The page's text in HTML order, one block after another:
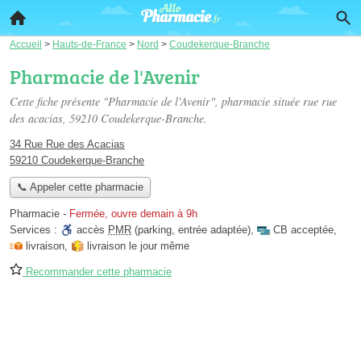
Accueil > Hauts-de-France > Nord > Coudekerque-Branche
Pharmacie de l'Avenir
Cette fiche présente "Pharmacie de l'Avenir", pharmacie située rue rue
des acacias, 59210 Coudekerque-Branche.
34 Rue Rue des Acacias
59210 Coudekerque-Branche
📞 Appeler cette pharmacie
Pharmacie - Fermée, ouvre demain à 9h
Services :
accès PMR (parking, entrée adaptée), CB acceptée,
livraison, livraison le jour même
Recommander cette pharmacie